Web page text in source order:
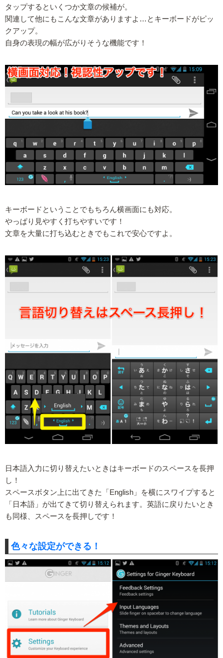
タップするといくつか文章の候補が。
関連して他にもこんな文章がありますよ…とキーボードがピッ
クアップ。
自身の表現の幅が広がりそうな機能です！
キーボードということでもちろん横画面にも対応。
やっぱり見やすく打ちやすいです！
文章を大量に打ち込むときでもこれで安心ですよ。
日本語入力に切り替えたいときはキーボードのスペースを長押
し！
スペースボタン上に出てきた「English」を横にスワイプすると
「日本語」が出てきて切り替えられます。英語に戻りたいとき
も同様、スペースを長押しです！
色々な設定ができる！